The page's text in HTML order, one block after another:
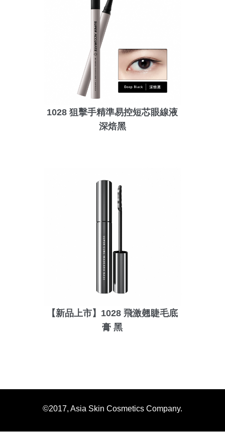
1028 狙擊手精準易控短芯眼線液
深焙黑
【新品上市】1028 飛激翹睫毛底
膏 黑
©2017, Asia Skin Cosmetics Company.